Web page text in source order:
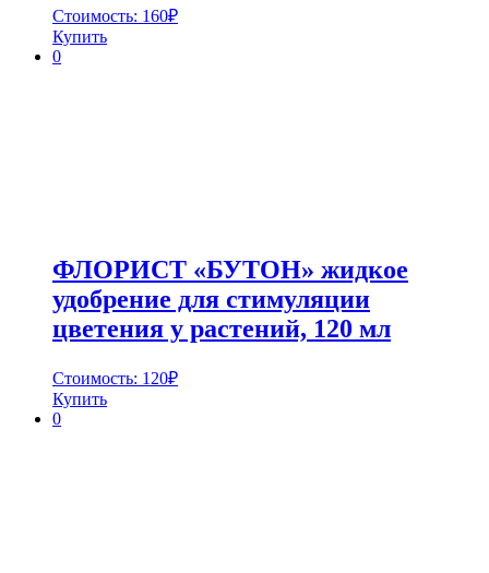
Стоимость: 160₽
Купить
0
ФЛОРИСТ «БУТОН» жидкое
удобрение для стимуляции
цветения у растений, 120 мл
Стоимость: 120₽
Купить
0